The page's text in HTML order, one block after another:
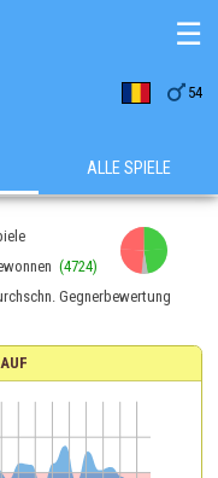
 54
☰
ALLE SPIELE
(4724)
Gegnerbewertung